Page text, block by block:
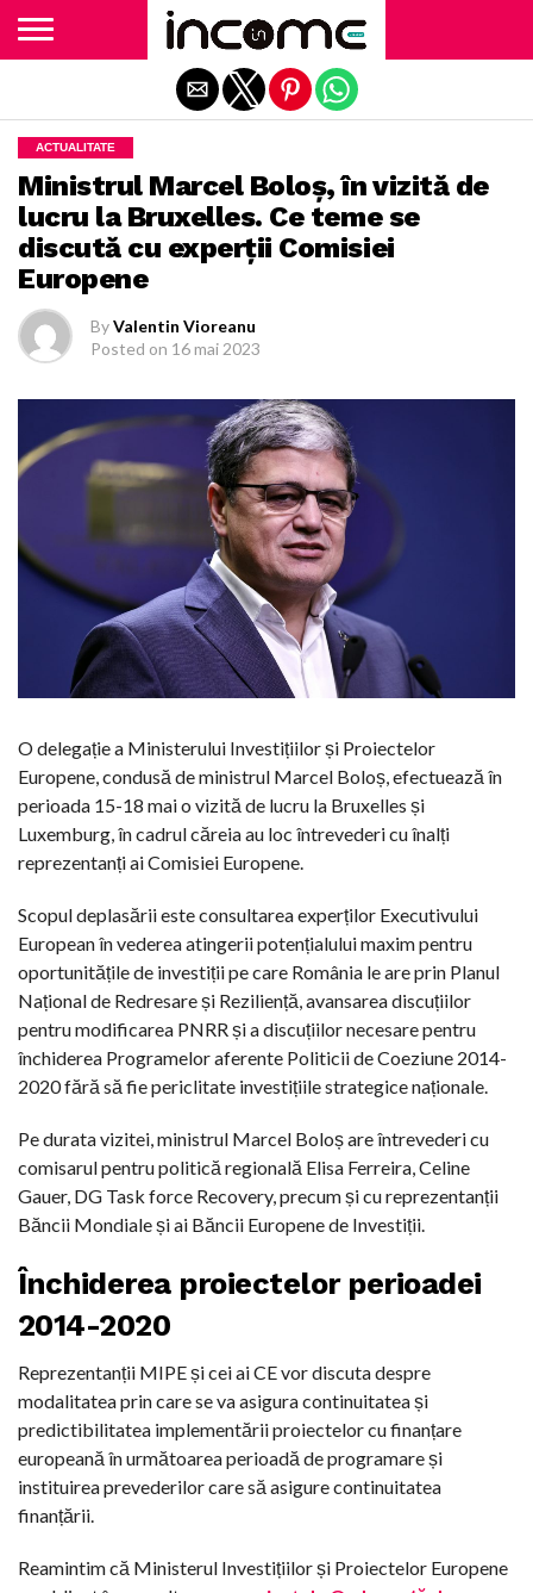
ACTUALITATE
Ministrul Marcel Boloș, în vizită de
lucru la Bruxelles. Ce teme se
discută cu experții Comisiei
Europene
ByValentin Vioreanu
Posted on 16 mai 2023
O delegație a Ministerului Investițiilor și Proiectelor
Europene, condusă de ministrul Marcel Boloș, efectuează în
perioada 15-18 mai o vizită de lucru la Bruxelles și
Luxemburg, în cadrul căreia au loc întrevederi cu înalți
reprezentanți ai Comisiei Europene.
Scopul deplasării este consultarea experților Executivului
European în vederea atingerii potențialului maxim pentru
oportunitățile de investiții pe care România le are prin Planul
Național de Redresare și Reziliență, avansarea discuțiilor
pentru modificarea PNRR și a discuțiilor necesare pentru
închiderea Programelor aferente Politicii de Coeziune 2014-
2020 fără să fie periclitate investițiile strategice naționale.
Pe durata vizitei, ministrul Marcel Boloș are întrevederi cu
comisarul pentru politică regională Elisa Ferreira, Celine
Gauer, DG Task force Recovery, precum și cu reprezentanții
Băncii Mondiale și ai Băncii Europene de Investiții.
Închiderea proiectelor perioadei
2014-2020
Reprezentanții MIPE și cei ai CE vor discuta despre
modalitatea prin care se va asigura continuitatea și
predictibilitatea implementării proiectelor cu finanțare
europeană în următoarea perioadă de programare și
instituirea prevederilor care să asigure continuitatea
finanțării.
Reamintim că Ministerul Investițiilor și Proiectelor Europene
Exit mobile version